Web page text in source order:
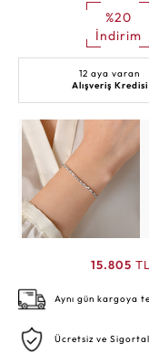
%20
İndirim
12 aya varan
Alışveriş Kredisi
15.805
Aynı gün kargoya
Ücretsiz ve